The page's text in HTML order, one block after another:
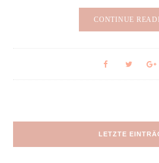
CONTINUE
LETZTE